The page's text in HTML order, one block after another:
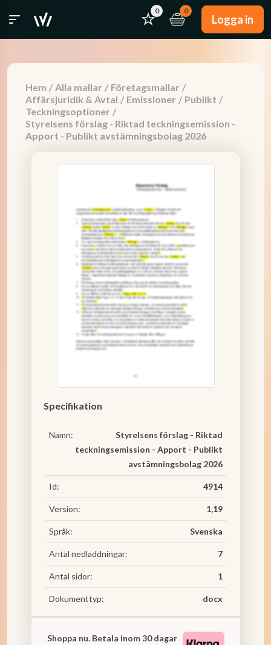
0 0
Logga in
Hem / Alla mallar / Företagsmallar /
Affärsjuridik & Avtal / Emissioner / Publikt /
Teckningsoptioner /
Styrelsens förslag - Riktad teckningsemission -
Apport - Publikt avstämningsbolag 2026
Specifikation
Namn:
Styrelsens förslag - Riktad
teckningsemission - Apport - Publikt
avstämningsbolag 2026
Id: 4914
Version: 1,19
Språk: Svenska
Antal nedladdningar: 7
Antal sidor: 1
Dokumenttyp: docx
Shoppa nu. Betala inom 30 dagar